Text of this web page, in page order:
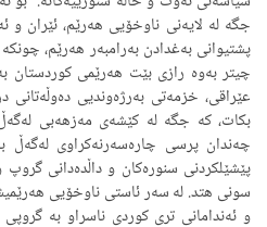
جگە لە لایەنی ناوخۆیی هەرێم، ئێران
پشتیوانی بەغدادن بەرامبەر هەرێم،
چیتر بەوە رازی بێت هەرێمی کوردستان
عێراقی، خزمەتی بەرژەوندیی دەوڵەتانی
بکات، کە جگە لە کێشەی مەزهەبی
چەندان پرسی چارەسەرنەکراوی لەگەڵ
پێشێلکردنی سنورەکان و داڵدەدانی گروپ
سونی هتد. لە سەر ئاستی ناوخۆیی